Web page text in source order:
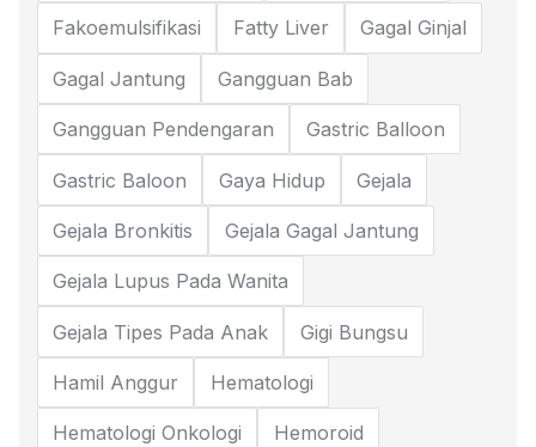
Fakoemulsifikasi Fatty Liver Gagal Ginjal
Gagal Jantung Gangguan Bab
Gangguan Pendengaran Gastric Balloon
Gastric Baloon Gaya Hidup Gejala
Gejala Bronkitis Gejala Gagal Jantung
Gejala Lupus Pada Wanita
Gejala Tipes Pada Anak Gigi Bungsu
Hamil Anggur Hematologi
Hematologi Onkologi Hemoroid